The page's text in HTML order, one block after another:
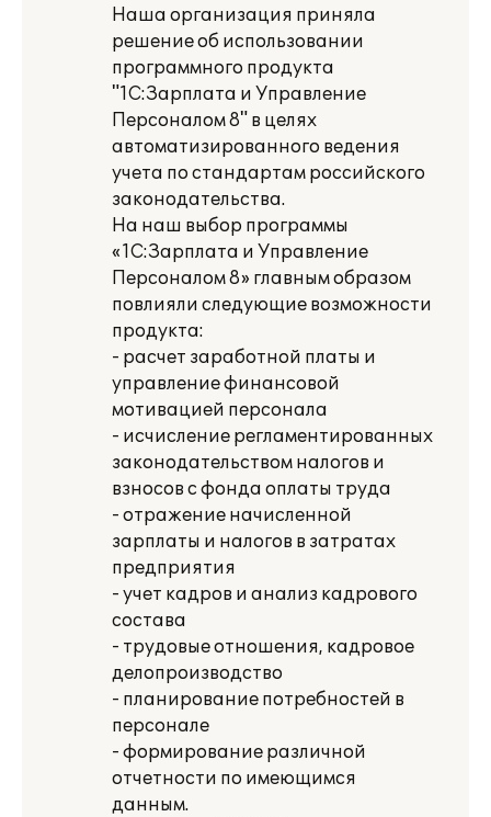
Наша организация приняла
решение об использовании
программного продукта
"1С:Зарплата и Управление
Персоналом 8" в целях
автоматизированного ведения
учета по стандартам российского
законодательства.
На наш выбор программы
«1С:Зарплата и Управление
Персоналом 8» главным образом
повлияли следующие возможности
продукта:
- расчет заработной платы и
управление финансовой
мотивацией персонала
- исчисление регламентированных
законодательством налогов и
взносов с фонда оплаты труда
- отражение начисленной
зарплаты и налогов в затратах
предприятия
- учет кадров и анализ кадрового
состава
- трудовые отношения, кадровое
делопроизводство
- планирование потребностей в
персонале
- формирование различной
отчетности по имеющимся
данным.